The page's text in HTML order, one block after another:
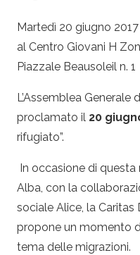
Martedì 20 giugno
al Centro Giovani H
Piazzale Beausoleil n. 1
L’Assemblea Generale
proclamato il 20
rifugiato”.
In occasione di questa
Alba, con la
sociale Alice, la Caritas
propone un momento
tema delle migrazioni.